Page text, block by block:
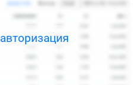
авторизация